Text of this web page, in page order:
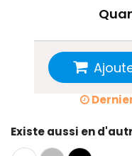
Existe aussi en